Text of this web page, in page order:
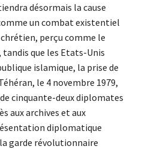
désormais la cause
un combat existentiel
perçu comme le
que les Etats-Unis
islamique, la prise de
le 4 novembre 1979,
cinquante-deux diplomates
aux archives et aux
diplomatique
garde révolutionnaire